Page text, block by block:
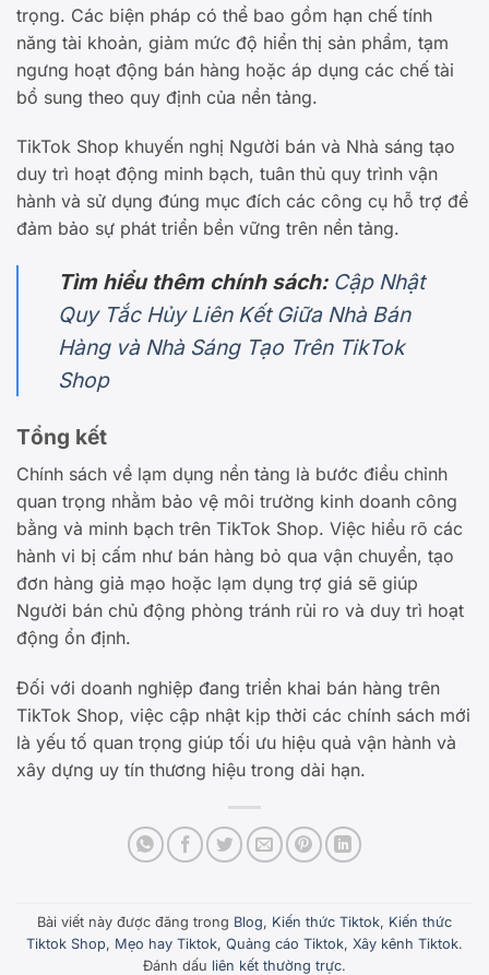
trọng. Các biện pháp có thể bao gồm hạn chế tính
năng tài khoản, giảm mức độ hiển thị sản phẩm, tạm
ngưng hoạt động bán hàng hoặc áp dụng các chế tài
bổ sung theo quy định của nền tảng.
TikTok Shop khuyến nghị Người bán và Nhà sáng tạo
duy trì hoạt động minh bạch, tuân thủ quy trình vận
hành và sử dụng đúng mục đích các công cụ hỗ trợ để
đảm bảo sự phát triển bền vững trên nền tảng.
Tìm hiểu thêm chính sách: Cập Nhật
Quy Tắc Hủy Liên Kết Giữa Nhà Bán
Hàng và Nhà Sáng Tạo Trên TikTok
Shop
Tổng kết
Chính sách về lạm dụng nền tảng là bước điều chỉnh
quan trọng nhằm bảo vệ môi trường kinh doanh công
bằng và minh bạch trên TikTok Shop. Việc hiểu rõ các
hành vi bị cấm như bán hàng bỏ qua vận chuyển, tạo
đơn hàng giả mạo hoặc lạm dụng trợ giá sẽ giúp
Người bán chủ động phòng tránh rủi ro và duy trì hoạt
động ổn định.
Đối với doanh nghiệp đang triển khai bán hàng trên
TikTok Shop, việc cập nhật kịp thời các chính sách mới
là yếu tố quan trọng giúp tối ưu hiệu quả vận hành và
xây dựng uy tín thương hiệu trong dài hạn.
Bài viết này được đăng trong Blog, Kiến thức Tiktok, Kiến thức
Tiktok Shop, Mẹo hay Tiktok, Quảng cáo Tiktok, Xây kênh Tiktok.
Đánh dấu liên kết thường trực.